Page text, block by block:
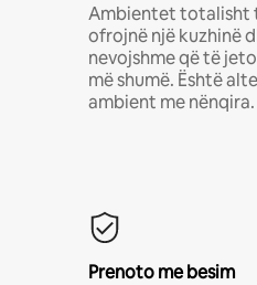
Ambientet totalisht
ofrojnë një kuzhinë
nevojshme që të
më shumë. Është
ambient me nënqira.
Prenoto me besim